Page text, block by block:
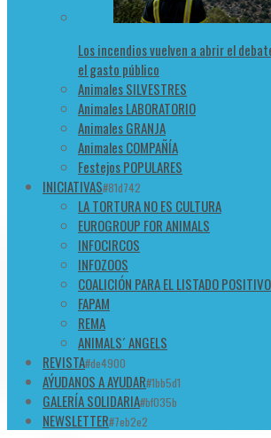
Los incendios vuelven a abrir el
el gasto público
Animales SILVESTRES
Animales LABORATORIO
Animales GRANJA
Animales COMPAÑÍA
Festejos POPULARES
INICIATIVAS#81d742
LA TORTURA NO ES CULTURA
EUROGROUP FOR ANIMALS
INFOCIRCOS
INFOZOOS
COALICIÓN PARA EL LISTADO POSITIVO
FAPAM
REMA
ANIMALS´ ANGELS
REVISTA#de4900
AÝUDANOS A AYUDAR#1bb5d1
GALERÍA SOLIDARIA#bf035b
NEWSLETTER#7eb2e2